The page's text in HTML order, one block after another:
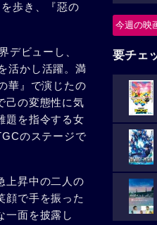
歩き、『惡の
デビューし、
活かし活躍。満
華』で演じたの
己の変態性に気
題を指令する女
のステージで
上昇中の二人の
顔で手を振った
一面を披露し
今週の映
要チェ